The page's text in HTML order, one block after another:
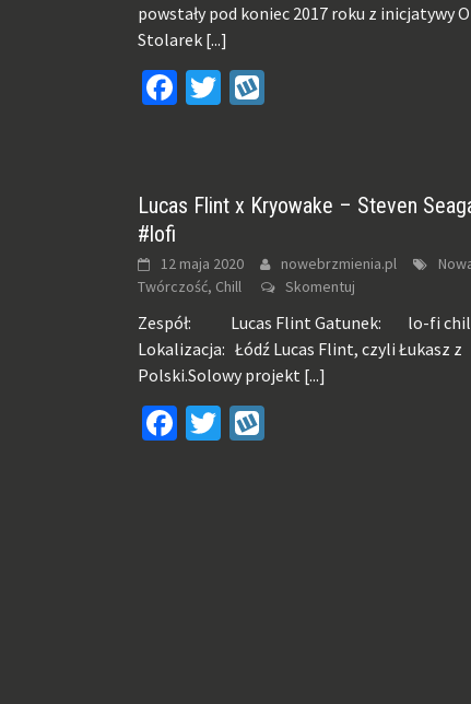
powstały pod koniec 2017 roku z inicjatywy
Stolarek [...]
Facebook
Twitter
Lucas Flint x Kryowake – Steven
#lofi
12 maja 2020 nowebrzmienia.pl
Twórczość, Chill
Skomentuj
Zespół: Lucas Flint Gatunek: lo-fi
Lokalizacja: Łódź Lucas Flint, czyli Łukasz z
Polski.Solowy projekt [...]
Facebook
Twitter